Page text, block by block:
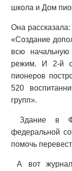
школа и Дом
Она
«Создание
всю
режим. И 2-й
пионеров
520
групп».
Здание в
федеральной
помочь
А вот